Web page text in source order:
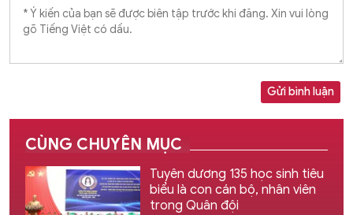
Gửi bình luận
CÙNG CHUYÊN MỤC
Tuyên dương 135 học sinh tiêu
biểu là con cán bộ, nhân viên
trong Quân đội